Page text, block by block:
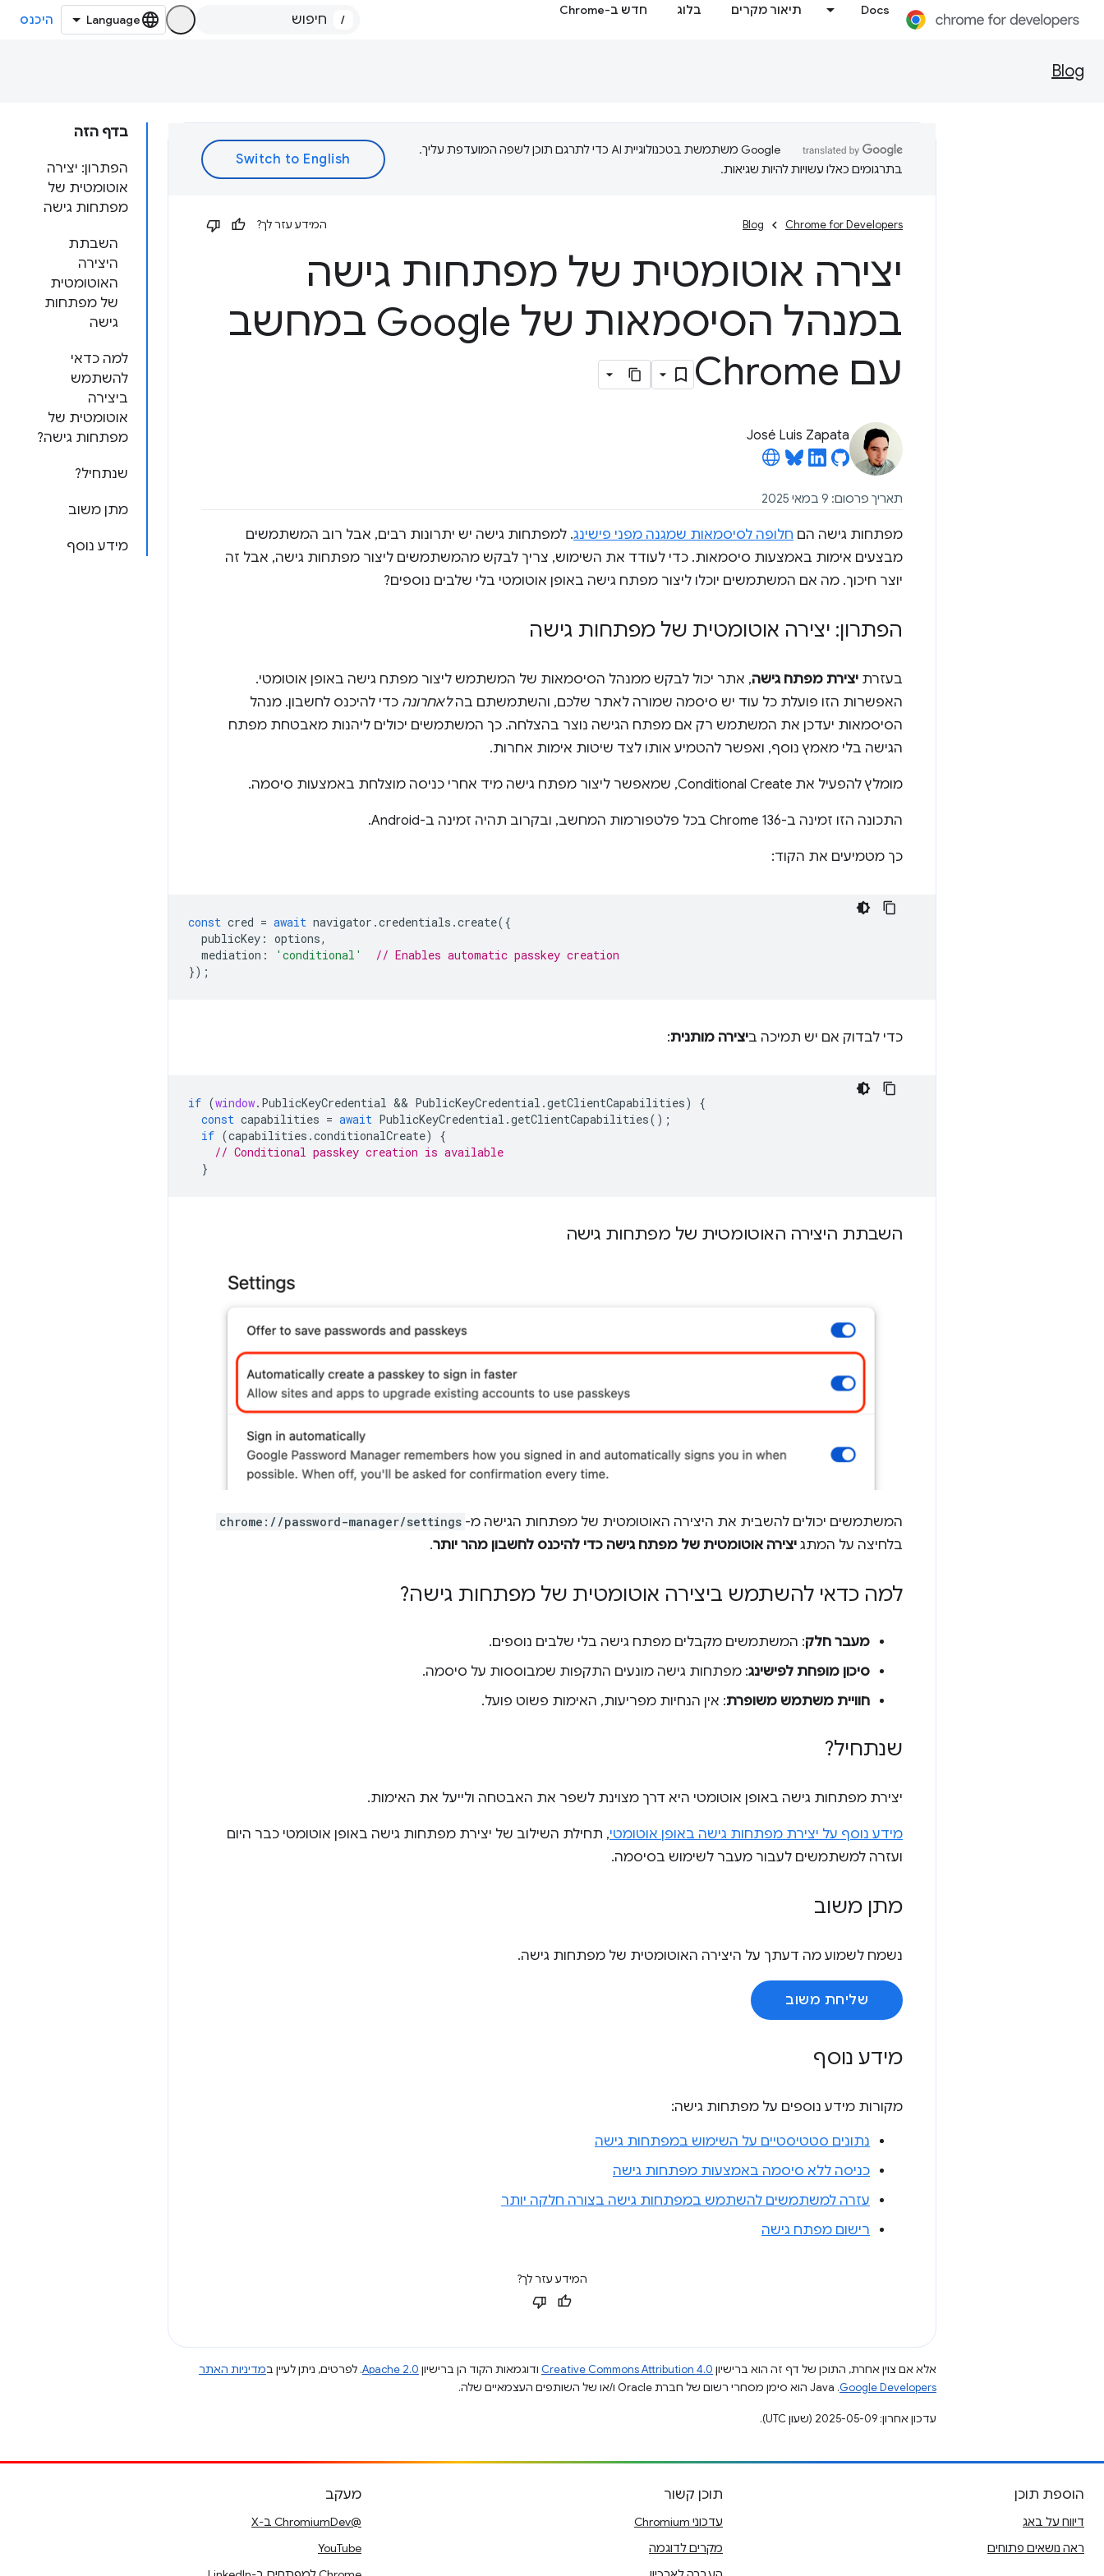
Docs תיאור מקרים בלוג חדש ב-Chrome
/ היכנס
Blog
בדף הזה
הפתרון: יצירה
אוטומטית של
מפתחות גישה
השבתת
היצירה
האוטומטית
של מפתחות
גישה
למה כדאי
להשתמש
ביצירה
אוטומטית של
מפתחות גישה?
שנתחיל?
מתן משוב
מידע נוסף
‫Google משתמשת בטכנולוגיית AI כדי לתרגם תוכן לשפה המועדפת עליך.
בתרגומים כאלו עשויות להיות שגיאות.
Chrome for Developers
Blog המידע עזר לך?
יצירה אוטומטית של מפתחות גישה
במנהל הסיסמאות של Google במחשב
עם Chrome
José Luis Zapata
תאריך פרסום: 9 במאי 2025
מפתחות גישה הם חלופה לסיסמאות שמגנה מפני פישינג. למפתחות גישה יש יתרונות רבים, אבל רוב המשתמשים
מבצעים אימות באמצעות סיסמאות. כדי לעודד את השימוש, צריך לבקש מהמשתמשים ליצור מפתחות גישה, אבל זה
יוצר חיכוך. מה אם המשתמשים יוכלו ליצור מפתח גישה באופן אוטומטי בלי שלבים נוספים?
הפתרון: יצירה אוטומטית של מפתחות גישה
בעזרת יצירת מפתח גישה, אתר יכול לבקש ממנהל הסיסמאות של המשתמש ליצור מפתח גישה באופן אוטומטי.
האפשרות הזו פועלת כל עוד יש סיסמה שמורה לאתר שלכם, והשתמשתם בהלאחרונה כדי להיכנס לחשבון. מנהל
הסיסמאות יעדכן את המשתמש רק אם מפתח הגישה נוצר בהצלחה. כך המשתמשים יכולים ליהנות מאבטחת מפתח
הגישה בלי מאמץ נוסף, ואפשר להטמיע אותו לצד שיטות אימות אחרות.
מומלץ להפעיל את Conditional Create, שמאפשר ליצור מפתח גישה מיד אחרי כניסה מוצלחת באמצעות סיסמה.
התכונה הזו זמינה ב-Chrome 136 בכל פלטפורמות המחשב, ובקרוב תהיה זמינה ב-Android.
כך מטמיעים את הקוד:
const cred = await navigator .credentials .create({
publicKey : options,
mediation : 'conditional'
// Enables automatic passkey creation
});
כדי לבדוק אם יש תמיכה ביצירה מותנית:
if (window. PublicKeyCredential && PublicKeyCredential .getClientCapabilities)
{
const capabilities = await PublicKeyCredential .getClientCapabilities();
if (capabilities .conditionalCreate)
{
// Conditional passkey creation is available
}
השבתת היצירה האוטומטית של מפתחות גישה
המשתמשים יכולים להשבית את היצירה האוטומטית של מפתחות הגישה מ- chrome://password-manager/settings
בלחיצה על המתג יצירה אוטומטית של מפתח גישה כדי להיכנס לחשבון מהר יותר.
למה כדאי להשתמש ביצירה אוטומטית של מפתחות גישה?
מעבר חלק: המשתמשים מקבלים מפתח גישה בלי שלבים נוספים.
סיכון מופחת לפישינג: מפתחות גישה מונעים התקפות שמבוססות על סיסמה.
חוויית משתמש משופרת: אין הנחיות מפריעות, האימות פשוט פועל.
שנתחיל?
יצירת מפתחות גישה באופן אוטומטי היא דרך מצוינת לשפר את האבטחה ולייעל את האימות.
מידע נוסף על יצירת מפתחות גישה באופן אוטומטי, תחילת השילוב של יצירת מפתחות גישה באופן אוטומטי כבר היום
ועזרה למשתמשים לעבור מעבר לשימוש בסיסמה.
מתן משוב
נשמח לשמוע מה דעתך על היצירה האוטומטית של מפתחות גישה.
שליחת משוב
מידע נוסף
מקורות מידע נוספים על מפתחות גישה:
נתונים סטטיסטיים על השימוש במפתחות גישה
כניסה ללא סיסמה באמצעות מפתחות גישה
עזרה למשתמשים להשתמש במפתחות גישה בצורה חלקה יותר
רישום מפתח גישה
המידע עזר לך?
אלא אם צוין אחרת, התוכן של דף זה הוא ברישיון Creative Commons Attribution 4.0 ודוגמאות הקוד הן ברישיון Apache 2.0. לפרטים, ניתן לעיין במדיניות האתר
Google Developers‏.‏ Java הוא סימן מסחרי רשום של חברת Oracle ו/או של השותפים העצמאיים שלה.
עדכון אחרון: 2025-05-09 (שעון UTC).
הוספת תוכן
דיווח על באג
ראה נושאים פתוחים
תוכן קשור
עדכוני Chromium
מקרים לדוגמה
מעקב
@ChromiumDev ב-X
YouTube